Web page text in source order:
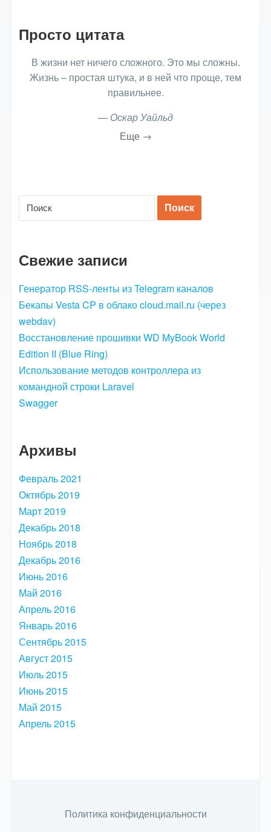
Просто цитата
В жизни нет ничего сложного. Это мы сложны.
Жизнь – простая штука, и в ней что проще, тем
правильнее.
— Оскар Уайльд
Еще →
Свежие записи
Генератор RSS-ленты из Telegram каналов
Бекапы Vesta CP в облако cloud.mail.ru (через
webdav)
Восстановление прошивки WD MyBook World
Edition II (Blue Ring)
Использование методов контроллера из
командной строки Laravel
Swagger
Архивы
Февраль 2021
Октябрь 2019
Март 2019
Декабрь 2018
Ноябрь 2018
Декабрь 2016
Июнь 2016
Май 2016
Апрель 2016
Январь 2016
Сентябрь 2015
Август 2015
Июль 2015
Июнь 2015
Май 2015
Апрель 2015
Политика конфиденциальности